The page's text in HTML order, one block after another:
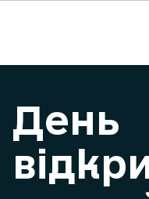
День